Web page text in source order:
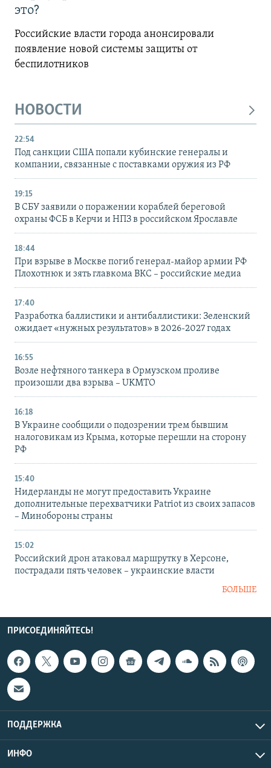
это?
Российские власти города анонсировали
появление новой системы защиты от
беспилотников
НОВОСТИ
22:54
Под санкции США попали кубинские генералы и
компании, связанные с поставками оружия из РФ
19:15
В СБУ заявили о поражении кораблей береговой
охраны ФСБ в Керчи и НПЗ в российском Ярославле
18:44
При взрыве в Москве погиб генерал-майор армии РФ
Плохотнюк и зять главкома ВКС – российские медиа
17:40
Разработка баллистики и антибаллистики: Зеленский
ожидает «нужных результатов» в 2026-2027 годах
16:55
Возле нефтяного танкера в Ормузском проливе
произошли два взрыва – UKMTO
16:18
В Украине сообщили о подозрении трем бывшим
налоговикам из Крыма, которые перешли на сторону
РФ
15:40
Нидерланды не могут предоставить Украине
дополнительные перехватчики Patriot из своих запасов
– Минобороны страны
15:02
Российский дрон атаковал маршрутку в Херсоне,
пострадали пять человек – украинские власти
БОЛЬШЕ
ПРИСОЕДИНЯЙТЕСЬ!
ПОДДЕРЖКА
ИНФО